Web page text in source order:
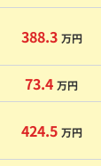
388.3 万円
73.4 万円
424.5 万円